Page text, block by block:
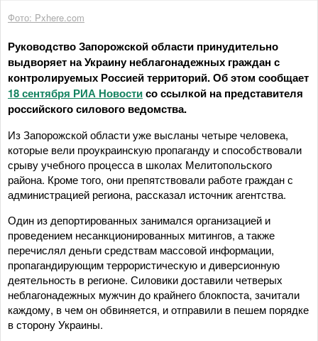
Фото: Pxhere.com
Руководство Запорожской области принудительно
выдворяет на Украину неблагонадежных граждан с
контролируемых Россией территорий. Об этом сообщает
18 сентября РИА Новостисо ссылкой на представителя
российского силового ведомства.
Из Запорожской области уже высланы четыре человека,
которые вели проукраинскую пропаганду и способствовали
срыву учебного процесса в школах Мелитопольского
района. Кроме того, они препятствовали работе граждан с
администрацией региона, рассказал источник агентства.
Один из депортированных занимался организацией и
проведением несанкционированных митингов, а также
перечислял деньги средствам массовой информации,
пропагандирующим террористическую и диверсионную
деятельность в регионе. Силовики доставили четверых
неблагонадежных мужчин до крайнего блокпоста, зачитали
каждому, в чем он обвиняется, и отправили в пешем порядке
в сторону Украины.